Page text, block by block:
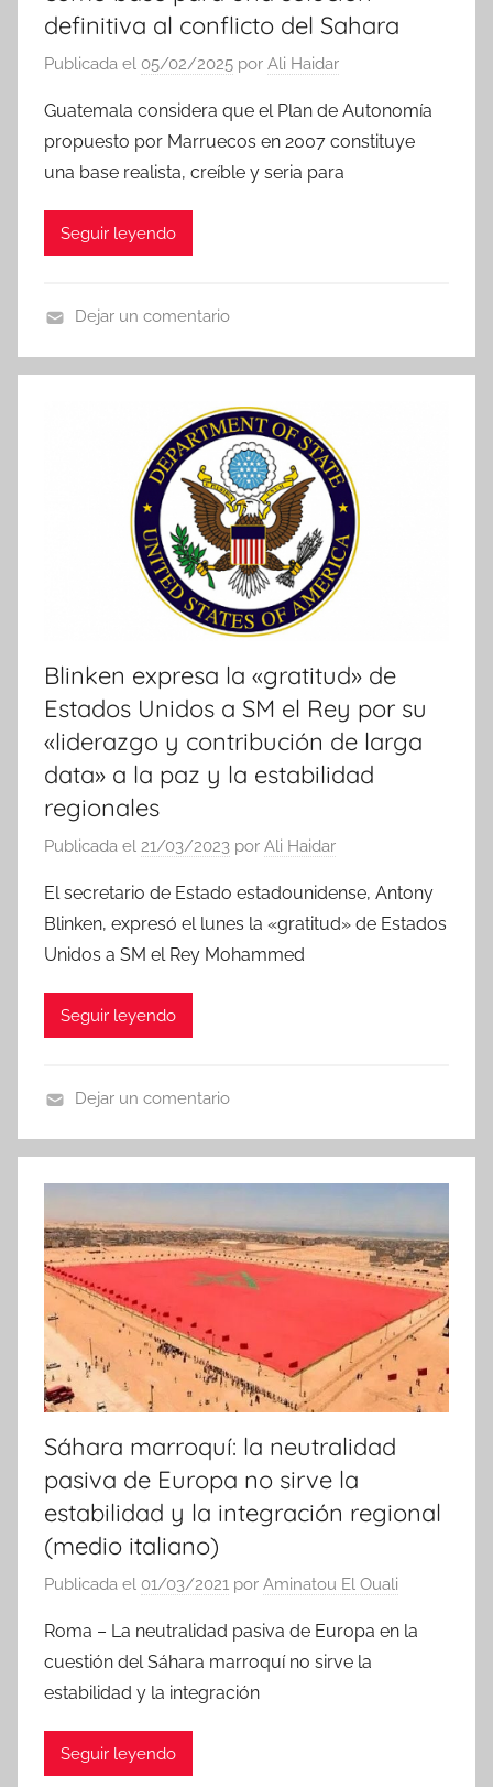
definitiva al conflicto del Sahara
Publicada el 05/02/2025 por Ali Haidar
Guatemala considera que el Plan de Autonomía
propuesto por Marruecos en 2007 constituye
una base realista, creíble y seria para
Seguir leyendo
o
Dejar un comentario
Blinken expresa la «gratitud» de
Estados Unidos a SM el Rey por su
«liderazgo y contribución de larga
data» a la paz y la estabilidad
regionales
Publicada el 21/03/2023 por Ali Haidar
El secretario de Estado estadounidense, Antony
Blinken, expresó el lunes la «gratitud» de Estados
Unidos a SM el Rey Mohammed
Seguir leyendo
o
t
c
i
s
Dejar un comentario
Sáhara marroquí: la neutralidad
pasiva de Europa no sirve la
estabilidad y la integración regional
(medio italiano)
Publicada el 01/03/2021 por Aminatou El Ouali
Roma – La neutralidad pasiva de Europa en la
cuestión del Sáhara marroquí no sirve la
estabilidad y la integración
Seguir leyendo